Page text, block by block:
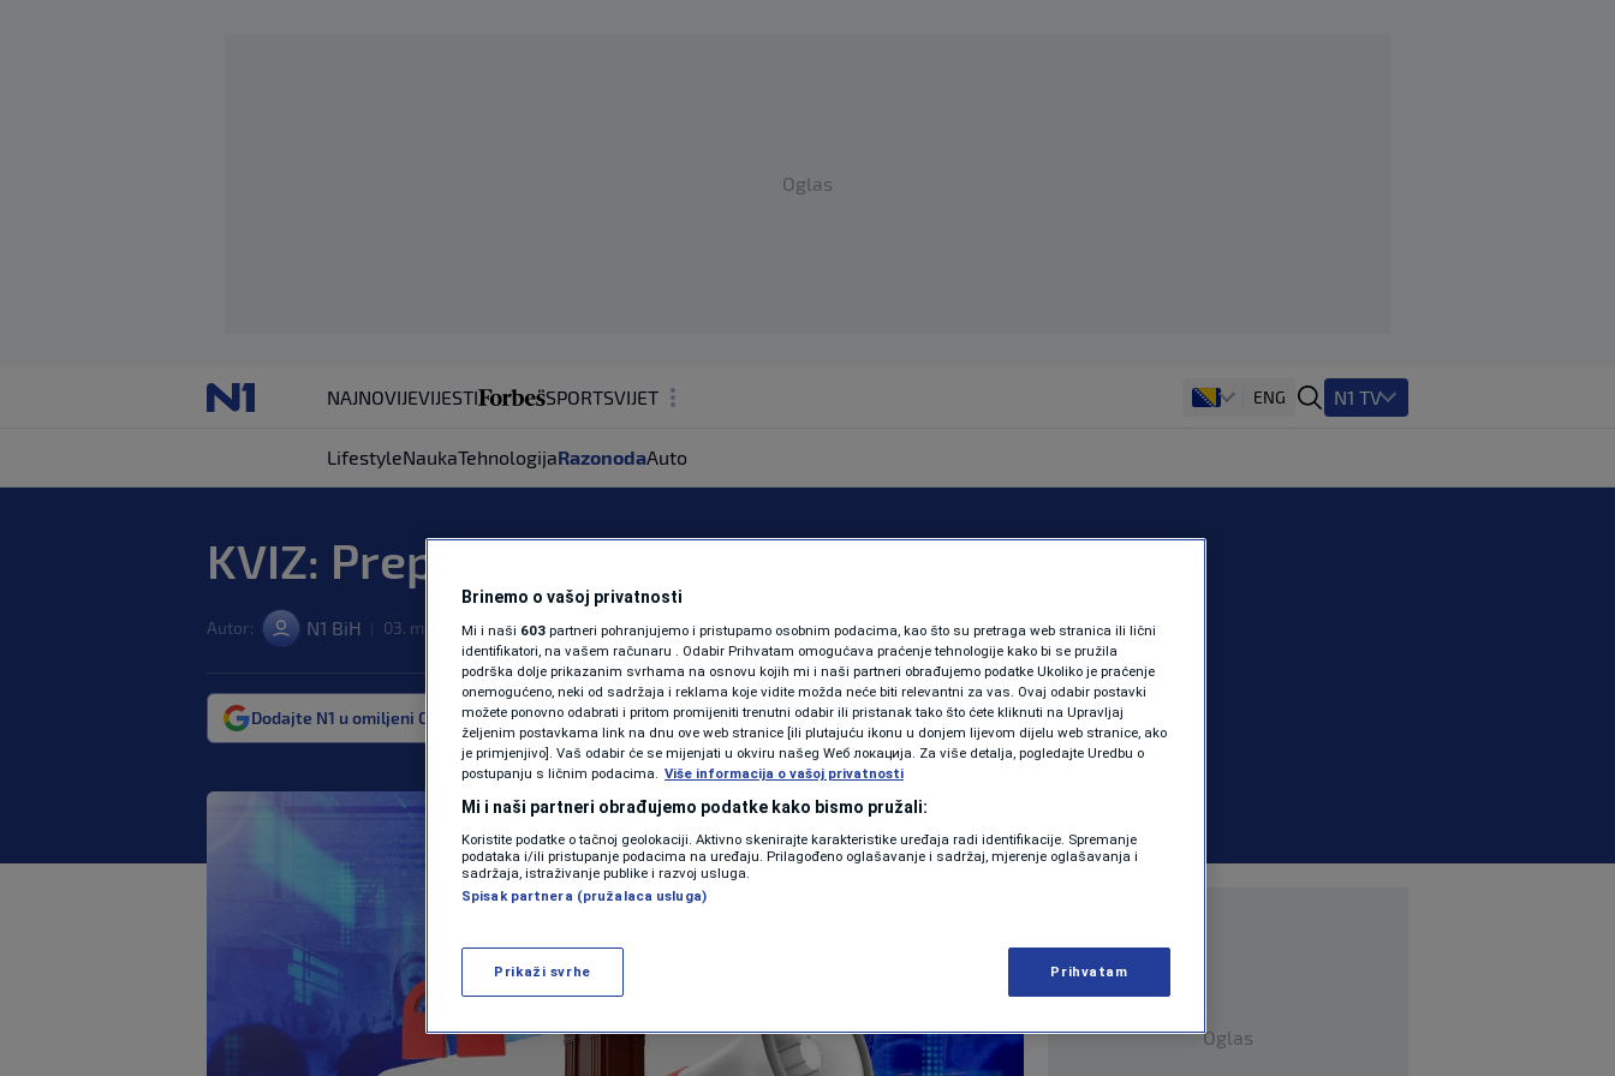
Oglas
NAJNOVIJEVIJESTI SPORTSVIJET
ZDRAVLJE
SHOWBIZ
KOLUMNE
PODCAST
N1 SPECIJAL
FENOMENI
NEISTRAŽENO
VIRALNO
VIDEO
ENG N1 TV
LifestyleNaukaTehnologijaRazonodaAuto
KVIZ: Prepoznajte autora citata
Autor: N1 BiH 03. maj. 2024. 12:00 | RAZONODA | komentara
Dodajte N1 u omiljeni Google izvor Više
Oglas
Brinemo o vašoj privatnosti
Mi i naši 603 partneri pohranjujemo i pristupamo osobnim podacima, kao što su pretraga web stranica ili lični
identifikatori, na vašem računaru . Odabir Prihvatam omogućava praćenje tehnologije kako bi se pružila
podrška dolje prikazanim svrhama na osnovu kojih mi i naši partneri obrađujemo podatke Ukoliko je praćenje
onemogućeno, neki od sadržaja i reklama koje vidite možda neće biti relevantni za vas. Ovaj odabir postavki
možete ponovno odabrati i pritom promijeniti trenutni odabir ili pristanak tako što ćete kliknuti na Upravljaj
željenim postavkama link na dnu ove web stranice [ili plutajuću ikonu u donjem lijevom dijelu web stranice, ako
je primjenjivo]. Vaš odabir će se mijenjati u okviru našeg Wеб локација. Za više detalja, pogledajte Uredbu o
postupanju s ličnim podacima. Više informacija o vašoj privatnosti
Mi i naši partneri obrađujemo podatke kako bismo pružali:
Koristite podatke o tačnoj geolokaciji. Aktivno skenirajte karakteristike uređaja radi identifikacije. Spremanje
podataka i/ili pristupanje podacima na uređaju. Prilagođeno oglašavanje i sadržaj, mjerenje oglašavanja i
sadržaja, istraživanje publike i razvoj usluga.
Spisak partnera (pružalaca usluga)
Prikaži svrhe Prihvatam